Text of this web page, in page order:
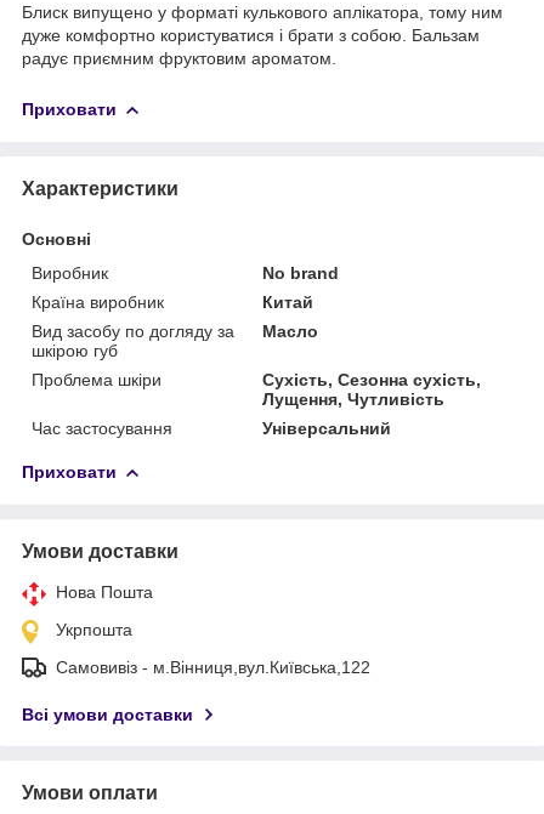
Блиск випущено у форматі кулькового аплікатора, тому ним
дуже комфортно користуватися і брати з собою. Бальзам
радує приємним фруктовим ароматом.
Приховати
Характеристики
Основні
Виробник
No brand
Країна виробник
Китай
Вид засобу по догляду за
шкірою губ
Масло
Проблема шкіри
Сухість, Сезонна сухість,
Лущення, Чутливість
Час застосування
Універсальний
Приховати
Умови доставки
Нова Пошта
Укрпошта
Самовивіз - м.Вінниця,вул.Київська,122
Всі умови доставки
Умови оплати